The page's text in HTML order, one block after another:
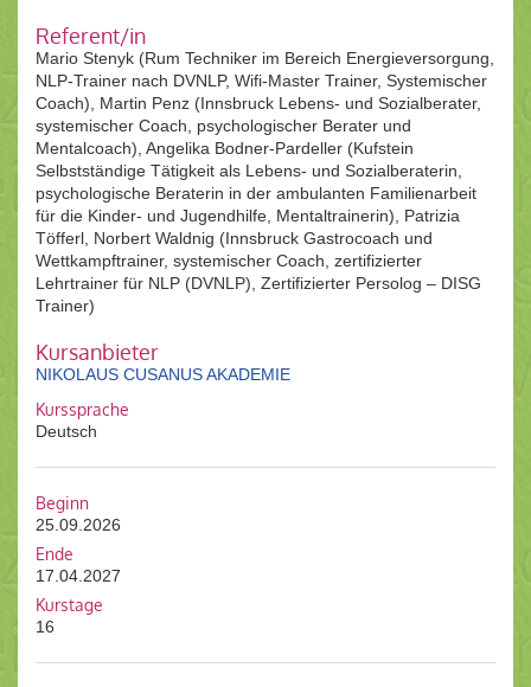
Referent/in
Mario Stenyk (Rum Techniker im Bereich Energieversorgung,
NLP-Trainer nach DVNLP, Wifi-Master Trainer, Systemischer
Coach), Martin Penz (Innsbruck Lebens- und Sozialberater,
systemischer Coach, psychologischer Berater und
Mentalcoach), Angelika Bodner-Pardeller (Kufstein
Selbstständige Tätigkeit als Lebens- und Sozialberaterin,
psychologische Beraterin in der ambulanten Familienarbeit
für die Kinder- und Jugendhilfe, Mentaltrainerin), Patrizia
Töfferl, Norbert Waldnig (Innsbruck Gastrocoach und
Wettkampftrainer, systemischer Coach, zertifizierter
Lehrtrainer für NLP (DVNLP), Zertifizierter Persolog – DISG
Trainer)
Kursanbieter
NIKOLAUS CUSANUS AKADEMIE
Kurssprache
Deutsch
Beginn
25.09.2026
Ende
17.04.2027
Kurstage
16